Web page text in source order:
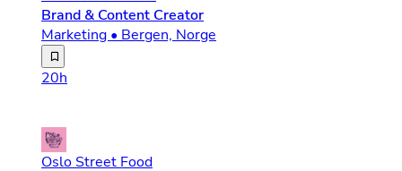
Brand & Content Creator
Marketing • Bergen, Norge
KJK Holding er et familiedrevet restaurantkonsern
20h
Oslo Street Food